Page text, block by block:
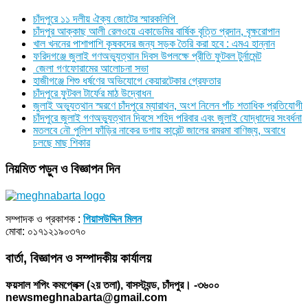
চাঁদপুরে ১১ দলীয় ঐক্য জোটের স্মারকলিপি
চাঁদপুর আক্কাছ আলী রেলওয়ে একাডেমির বার্ষিক বৃত্তি প্রদান, বৃক্ষরোপান
খাল খননের পাশাপাশি কৃষকদের জন্য সড়ক তৈরি করা হবে : এমএ হান্নান
ফরিদগঞ্জে জুলাই গণঅভ্যুত্থান দিবস উপলক্ষে প্রীতি ফুটবল টুর্নামেন্ট
জেলা গণফোরামের আলোচনা সভা
হাজীগঞ্জে শিশু ধর্ষণের অভিযোগে কেয়ারটেকার গ্রেফতার
চাঁদপুরে ফুটবল টার্ফের মাঠ উদ্বোধন
জুলাই অভ্যুত্থান স্মরণে চাঁদপুরে ম্যারাথন, অংশ নিলেন পাঁচ শতাধিক প্রতিযোগী
চাঁদপুরে জুলাই গণঅভ্যুত্থান দিবসে শহিদ পরিবার এবং জুলাই যোদ্ধাদের সংবর্ধনা
মতলবে নৌ পুলিশ ফাঁড়ির নাকের ডগায় কারেন্ট জালের রমরমা বাণিজ্য, অবাধে
চলছে মাছ শিকার
নিয়মিত পড়ুন ও বিজ্ঞাপন দিন
সম্পাদক ও প্রকাশক : গিয়াসউদ্দিন মিলন
মোবা: ০১৭১২১৯০৩৭০
বার্তা, বিজ্ঞাপন ও সম্পাদকীয় কার্যালয়
ফয়সাল শপিং কমপ্লেক্স (২য় তলা), বাসস্ট্যন্ড, চাঁদপুর। -৩৬০০
newsmeghnabarta@gmail.com